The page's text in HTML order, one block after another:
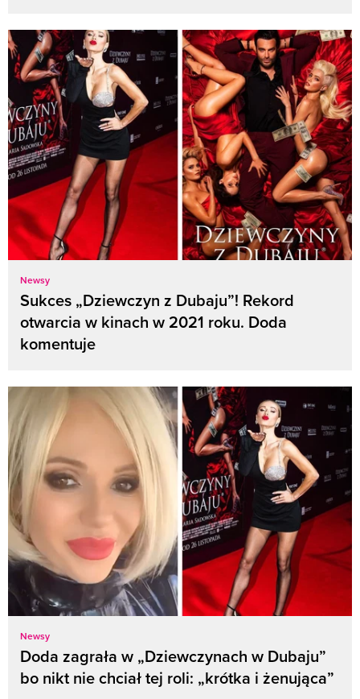
Newsy
Sukces „Dziewczyn z Dubaju”! Rekord
otwarcia w kinach w 2021 roku. Doda
komentuje
Newsy
Doda zagrała w „Dziewczynach w Dubaju”
bo nikt nie chciał tej roli: „krótka i żenująca”